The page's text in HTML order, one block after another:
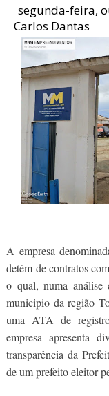
segunda-feira,
Carlos Dantas
A empresa
detém de contratos
o qual, numa análise
municipio da região
uma ATA de
empresa apresenta
transparência da
de um prefeito eleitor